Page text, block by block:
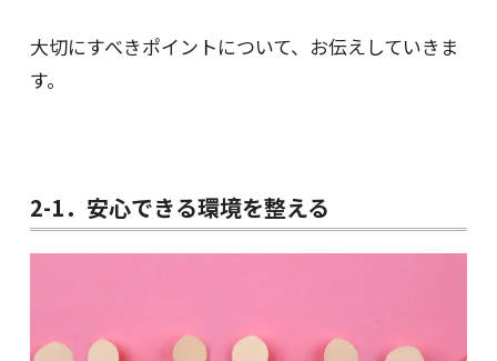
大切にすべきポイントについて、お伝えしていきま
す。
2-1．安心できる環境を整える